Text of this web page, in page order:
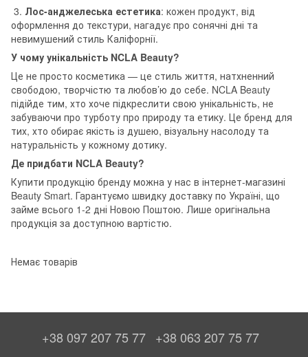
3. Лос-анджелеська естетика: кожен продукт, від
оформлення до текстури, нагадує про сонячні дні та
невимушений стиль Каліфорнії.
У чому унікальність NCLA Beauty?
Це не просто косметика — це стиль життя, натхненний
свободою, творчістю та любов’ю до себе. NCLA Beauty
підійде тим, хто хоче підкреслити свою унікальність, не
забуваючи про турботу про природу та етику. Це бренд для
тих, хто обирає якість із душею, візуальну насолоду та
натуральність у кожному дотику.
Де придбати NCLA Beauty?
Купити продукцію бренду можна у нас в інтернет-магазині
Beauty Smart. Гарантуємо швидку доставку по Україні, що
займе всього 1-2 дні Новою Поштою. Лише оригінальна
продукція за доступною вартістю.
Немає товарів
+38 097 207 75 77 +38 063 207 75 77